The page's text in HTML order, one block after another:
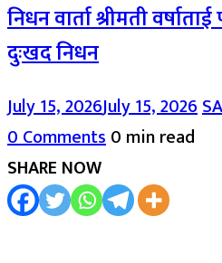
निधन वार्ता श्रीमती
दुःखद निधन
July 15, 2026July 15, 2026
0 Comments0 min read
SHARE NOW